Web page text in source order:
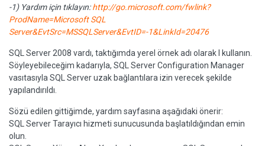
-1) Yardım için tıklayın:http://go.microsoft.com/fwlink?
ProdName=Microsoft SQL
Server&EvtSrc=MSSQLServer&EvtID=-1&LinkId=20476
SQL Server 2008 vardı, taktığımda yerel örnek adı olarak I kullanın.
Söyleyebileceğim kadarıyla, SQL Server Configuration Manager
vasıtasıyla SQL Server uzak bağlantılara izin verecek şekilde
yapılandırıldı.
Sözü edilen gittiğimde, yardım sayfasına aşağıdaki önerir:
SQL Server Tarayıcı hizmeti sunucusunda başlatıldığından emin
olun.